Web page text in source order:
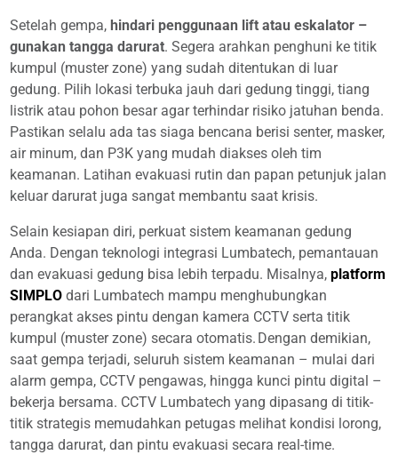
Setelah gempa, hindari penggunaan lift atau eskalator –
gunakan tangga darurat. Segera arahkan penghuni ke titik
kumpul (muster zone) yang sudah ditentukan di luar
gedung. Pilih lokasi terbuka jauh dari gedung tinggi, tiang
listrik atau pohon besar agar terhindar risiko jatuhan benda.
Pastikan selalu ada tas siaga bencana berisi senter, masker,
air minum, dan P3K yang mudah diakses oleh tim
keamanan. Latihan evakuasi rutin dan papan petunjuk jalan
keluar darurat juga sangat membantu saat krisis.
Selain kesiapan diri, perkuat sistem keamanan gedung
Anda. Dengan teknologi integrasi Lumbatech, pemantauan
dan evakuasi gedung bisa lebih terpadu. Misalnya,platform
SIMPLO dari Lumbatech mampu menghubungkan
perangkat akses pintu dengan kamera CCTV serta titik
kumpul (muster zone) secara otomatis. Dengan demikian,
saat gempa terjadi, seluruh sistem keamanan – mulai dari
alarm gempa, CCTV pengawas, hingga kunci pintu digital –
bekerja bersama. CCTV Lumbatech yang dipasang di titik-
titik strategis memudahkan petugas melihat kondisi lorong,
tangga darurat, dan pintu evakuasi secara real-time.